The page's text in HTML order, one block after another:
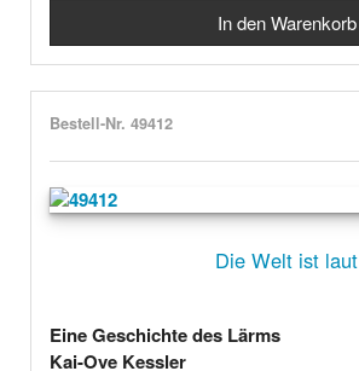
Bestell-Nr. 49412
Die Welt ist laut
Eine Geschichte des Lärms
Kai-Ove Kessler